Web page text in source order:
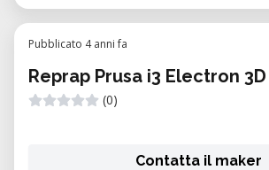
Pubblicato 4 anni fa
Reprap Prusa i3 Electron 3D
(0)
Contatta il maker